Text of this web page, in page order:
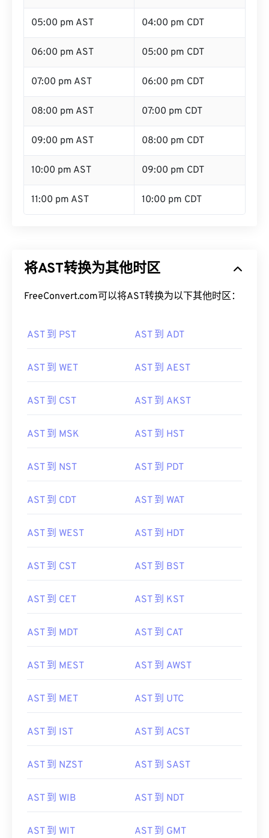
05:00 pm AST 04:00 pm CDT
06:00 pm AST 05:00 pm CDT
07:00 pm AST 06:00 pm CDT
08:00 pm AST 07:00 pm CDT
09:00 pm AST 08:00 pm CDT
10:00 pm AST 09:00 pm CDT
11:00 pm AST 10:00 pm CDT
将AST转换为其他时区
FreeConvert.com可以将AST转换为以下其他时区：
AST 到 PST AST 到 ADT
AST 到 WET AST 到 AEST
AST 到 CST AST 到 AKST
AST 到 MSK AST 到 HST
AST 到 NST AST 到 PDT
AST 到 CDT AST 到 WAT
AST 到 WEST AST 到 HDT
AST 到 CST AST 到 BST
AST 到 CET AST 到 KST
AST 到 MDT AST 到 CAT
AST 到 MEST AST 到 AWST
AST 到 MET AST 到 UTC
AST 到 IST AST 到 ACST
AST 到 NZST AST 到 SAST
AST 到 WIB AST 到 NDT
AST 到 WIT AST 到 GMT